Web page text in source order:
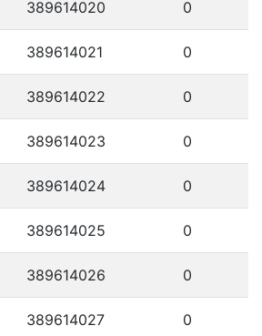
389614020 0
389614021 0
389614022 0
389614023 0
389614024 0
389614025 0
389614026 0
389614027 0